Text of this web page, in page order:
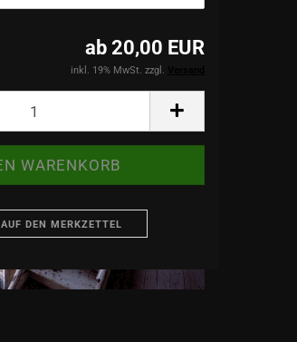
ab 20,00 EUR
inkl. 19% MwSt. zzgl.
AUF DEN MERKZETTEL